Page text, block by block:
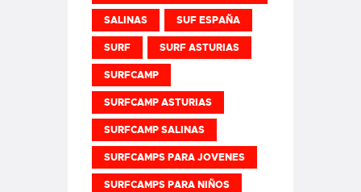
SALINAS SUF ESPAÑA
SURF SURF ASTURIAS
SURFCAMP
SURFCAMP ASTURIAS
SURFCAMP SALINAS
SURFCAMPS PARA JOVENES
SURFCAMPS PARA NIÑOS